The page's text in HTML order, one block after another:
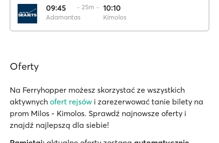
09:45
Adamantas
·· 25m ·· 10:10
Kimolos
Oferty
Na Ferryhopper możesz skorzystać ze wszystkich
aktywnych ofert rejsów i zarezerwować tanie bilety na
prom Milos - Kimolos. Sprawdź najnowsze oferty i
znajdź najlepszą dla siebie!